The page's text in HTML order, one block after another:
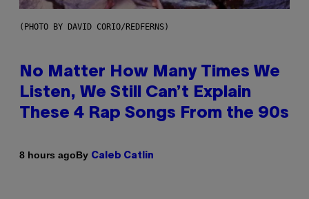
(PHOTO BY DAVID CORIO/REDFERNS)
No Matter How Many Times We
Listen, We Still Can’t Explain
These 4 Rap Songs From the 90s
8 hours agoBy Caleb Catlin